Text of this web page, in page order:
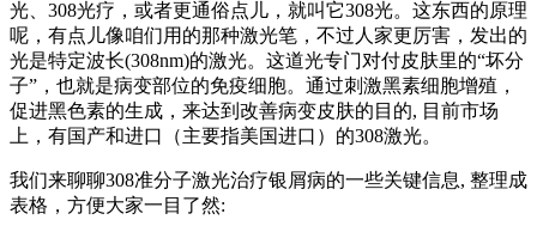
光、308光疗，或者更通俗点儿，就叫它308光。这东西的原理
呢，有点儿像咱们用的那种激光笔，不过人家更厉害，发出的
光是特定波长(308nm)的激光。这道光专门对付皮肤里的“坏分
子”，也就是病变部位的免疫细胞。通过刺激黑素细胞增殖，
促进黑色素的生成，来达到改善病变皮肤的目的, 目前市场
上，有国产和进口（主要指美国进口）的308激光。
我们来聊聊308准分子激光治疗银屑病的一些关键信息, 整理成
表格，方便大家一目了然: